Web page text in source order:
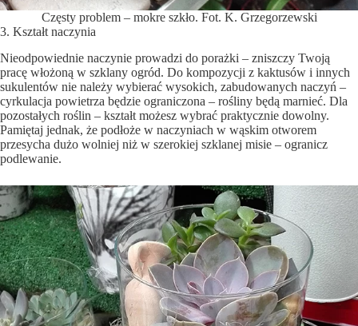
Częsty problem – mokre szkło. Fot. K. Grzegorzewski
3. Kształt naczynia
Nieodpowiednie naczynie prowadzi do porażki – zniszczy Twoją
pracę włożoną w szklany ogród. Do kompozycji z kaktusów i innych
sukulentów nie należy wybierać wysokich, zabudowanych naczyń –
cyrkulacja powietrza będzie ograniczona – rośliny będą marnieć. Dla
pozostałych roślin – kształt możesz wybrać praktycznie dowolny.
Pamiętaj jednak, że podłoże w naczyniach w wąskim otworem
przesycha dużo wolniej niż w szerokiej szklanej misie – ogranicz
podlewanie.